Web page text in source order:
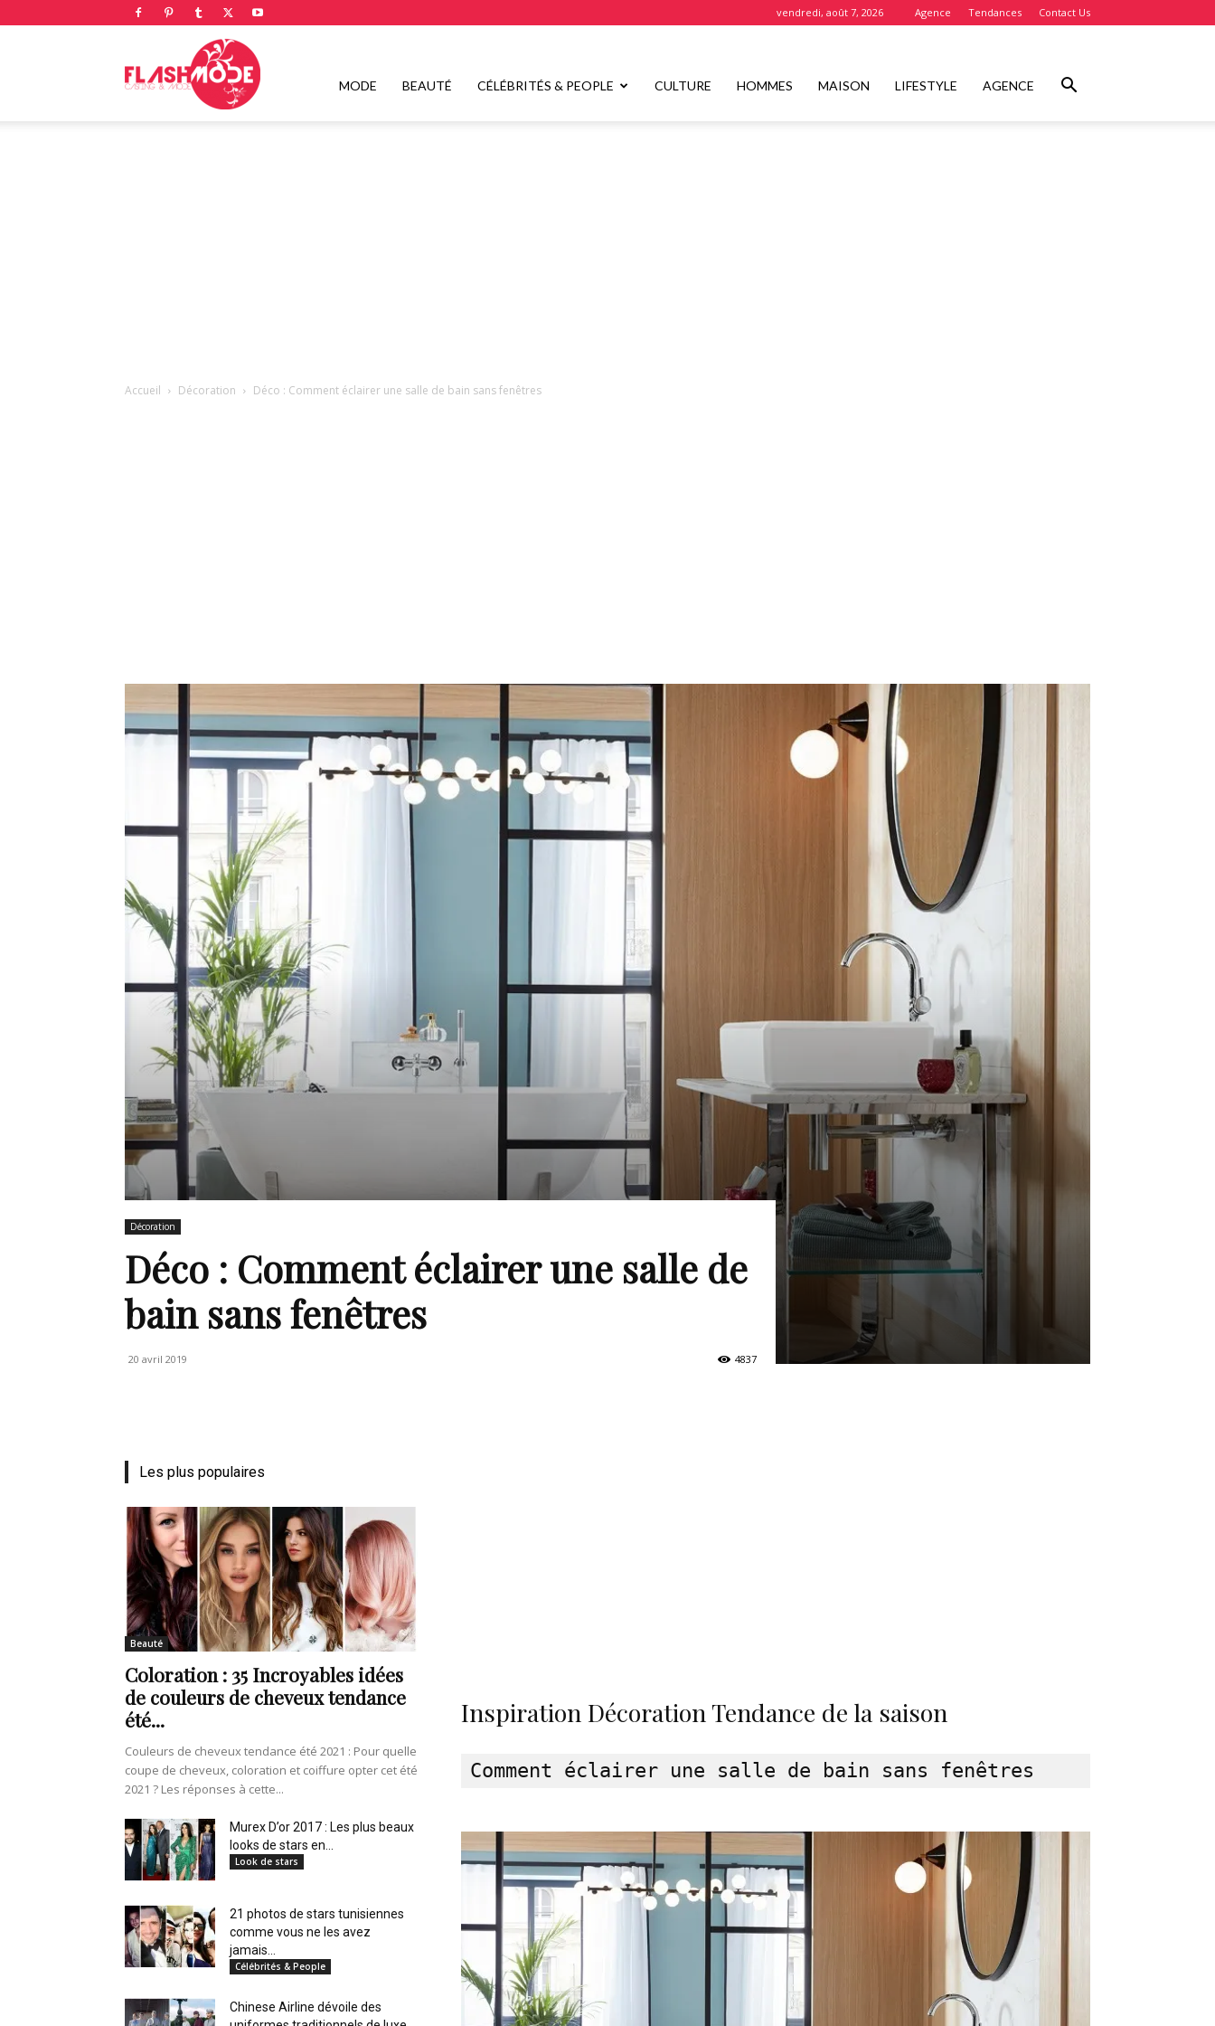
vendredi, août 7, 2026 Agence Tendances Contact Us
Flashmode
style
de
vie
Numéro
Tunisie
au
Maghreb
MODE BEAUTÉ CÉLÉBRITÉS & PEOPLE CULTURE HOMMES MAISON LIFESTYLE AGENCE
Accueil Décoration Déco : Comment éclairer une salle de bain sans fenêtres
Décoration
Déco : Comment éclairer une salle de
bain sans fenêtres
20 avril 2019 4837
Inspiration Décoration Tendance de la saison
Les plus populaires
Beauté
Coloration : 35 Incroyables idées
de couleurs de cheveux tendance
été...
Couleurs de cheveux tendance été 2021 : Pour quelle
coupe de cheveux, coloration et coiffure opter cet été
2021 ? Les réponses à cette...
Murex D’or 2017 : Les plus beaux
looks de stars en...
Look de stars
21 photos de stars tunisiennes
comme vous ne les avez
jamais...
Célébrités & People
Chinese Airline dévoile des